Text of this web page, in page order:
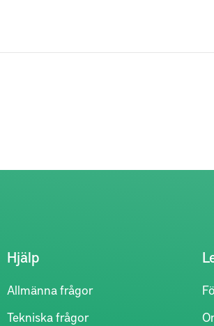
Hjälp
Allmänna frågor
Tekniska frågor